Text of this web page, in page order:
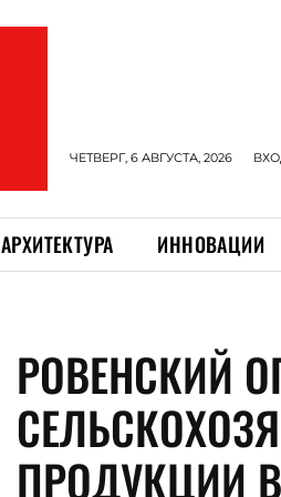
ЧЕТВЕРГ, 6 АВГУСТА, 2026
АРХИТЕКТУРА ИННОВАЦИИ
РОВЕНСКИЙ
ПРОДУКЦИИ